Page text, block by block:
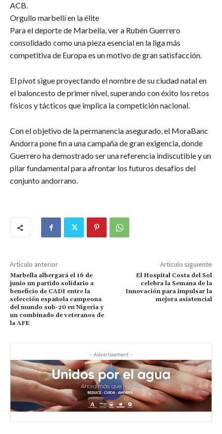
ACB.
​Orgullo marbellí en la élite
​Para el deporte de Marbella, ver a Rubén Guerrero
consolidado como una pieza esencial en la liga más
competitiva de Europa es un motivo de gran satisfacción.
El pívot sigue proyectando el nombre de su ciudad natal en
el baloncesto de primer nivel, superando con éxito los retos
físicos y tácticos que implica la competición nacional.
​Con el objetivo de la permanencia asegurado, el MoraBanc
Andorra pone fin a una campaña de gran exigencia, donde
Guerrero ha demostrado ser una referencia indiscutible y un
pilar fundamental para afrontar los futuros desafíos del
conjunto andorrano.
Artículo anterior
Marbella albergará el 16 de
junio un partido solidario a
beneficio de CADI entre la
selección española campeona
del mundo sub-20 en Nigeria y
un combinado de veteranos de
la AFE
Artículo siguiente
El Hospital Costa del Sol
celebra la Semana de la
Innovación para impulsar la
mejora asistencial
- Advertisement -